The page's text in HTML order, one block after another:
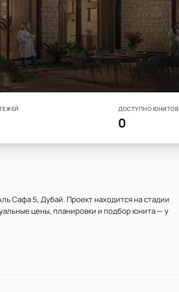
ДОСТУПНО ЮНИТОВ
0
Сафа 5, Дубай. Проект находится на стадии
цены, планировки и подбор юнита — у